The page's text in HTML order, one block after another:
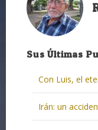
Sus Últimas
Con Luis, el
Irán: un